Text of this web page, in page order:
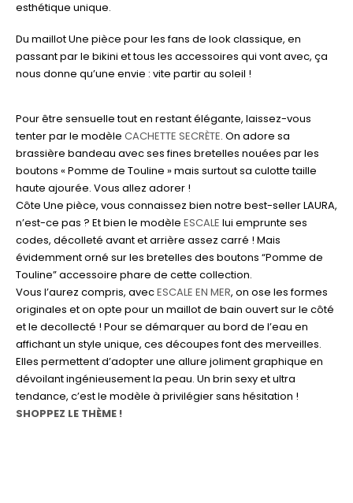
esthétique unique.
Du maillot Une pièce pour les fans de look classique, en
passant par le bikini et tous les accessoires qui vont avec, ça
nous donne qu’une envie : vite partir au soleil !
Pour être sensuelle tout en restant élégante, laissez-vous
tenter par le modèle CACHETTE SECRÈTE. On adore sa
brassière bandeau avec ses fines bretelles nouées par les
boutons « Pomme de Touline » mais surtout sa culotte taille
haute ajourée. Vous allez adorer !
Côte Une pièce, vous connaissez bien notre best-seller LAURA,
n’est-ce pas ? Et bien le modèle ESCALE lui emprunte ses
codes, décolleté avant et arrière assez carré ! Mais
évidemment orné sur les bretelles des boutons “Pomme de
Touline” accessoire phare de cette collection.
Vous l’aurez compris, avecESCALE EN MER, on ose les formes
originales et on opte pour un maillot de bain ouvert sur le côté
et le decollecté ! Pour se démarquer au bord de l’eau en
affichant un style unique, ces découpes font des merveilles.
Elles permettent d’adopter une allure joliment graphique en
dévoilant ingénieusement la peau. Un brin sexy et ultra
tendance, c’est le modèle à privilégier sans hésitation !
SHOPPEZ LE THÈME !